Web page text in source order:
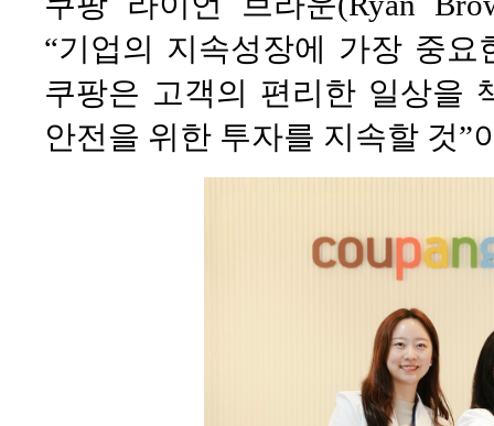
“기업의 지속성장에 가장 중
쿠팡은 고객의 편리한 일상을
안전을 위한 투자를 지속할 것”